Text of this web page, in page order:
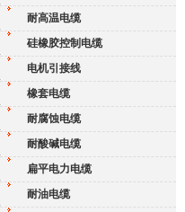
耐高温电缆
硅橡胶控制电缆
电机引接线
橡套电缆
耐腐蚀电缆
耐酸碱电缆
扁平电力电缆
耐油电缆